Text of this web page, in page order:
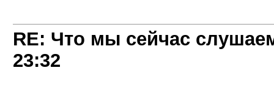
RE: Что мы сейчас
23:32